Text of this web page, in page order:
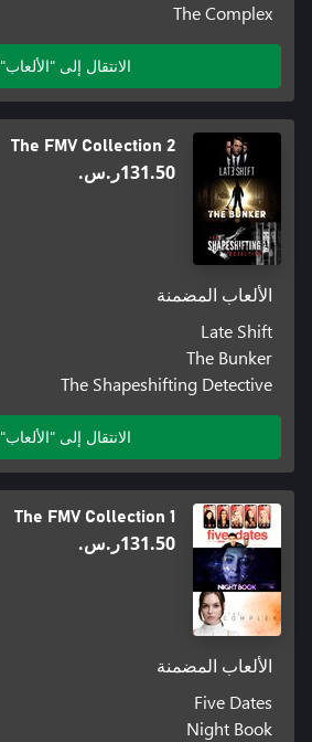
The Complex
الانتقال إلى "الألعاب"
The FMV Collection 2
‪ر.س.‏‎131.50‬
الألعاب المضمنة
Late Shift
The Bunker
The Shapeshifting Detective
الانتقال إلى "الألعاب"
The FMV Collection 1
‪ر.س.‏‎131.50‬
الألعاب المضمنة
Five Dates
Night Book